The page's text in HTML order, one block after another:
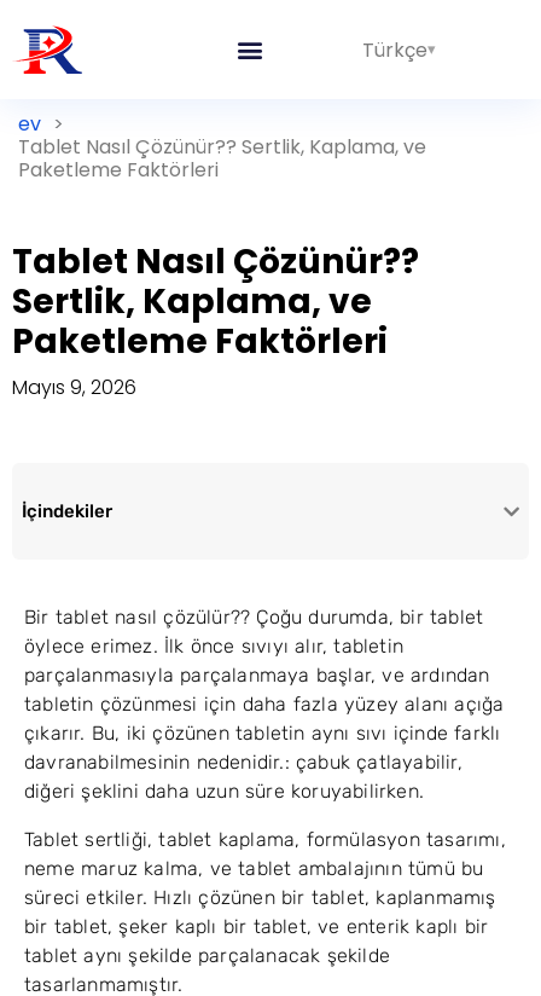
Türkçe
ev >
Tablet Nasıl Çözünür?? Sertlik, Kaplama, ve
Paketleme Faktörleri
Tablet Nasıl Çözünür??
Sertlik, Kaplama, ve
Paketleme Faktörleri
Mayıs 9, 2026
İçindekiler
Bir tablet nasıl çözülür?? Çoğu durumda, bir tablet
öylece erimez. İlk önce sıvıyı alır, tabletin
parçalanmasıyla parçalanmaya başlar, ve ardından
tabletin çözünmesi için daha fazla yüzey alanı açığa
çıkarır. Bu, iki çözünen tabletin aynı sıvı içinde farklı
davranabilmesinin nedenidir.: çabuk çatlayabilir,
diğeri şeklini daha uzun süre koruyabilirken.
Tablet sertliği, tablet kaplama, formülasyon tasarımı,
neme maruz kalma, ve tablet ambalajının tümü bu
süreci etkiler. Hızlı çözünen bir tablet, kaplanmamış
bir tablet, şeker kaplı bir tablet, ve enterik kaplı bir
tablet aynı şekilde parçalanacak şekilde
tasarlanmamıştır.